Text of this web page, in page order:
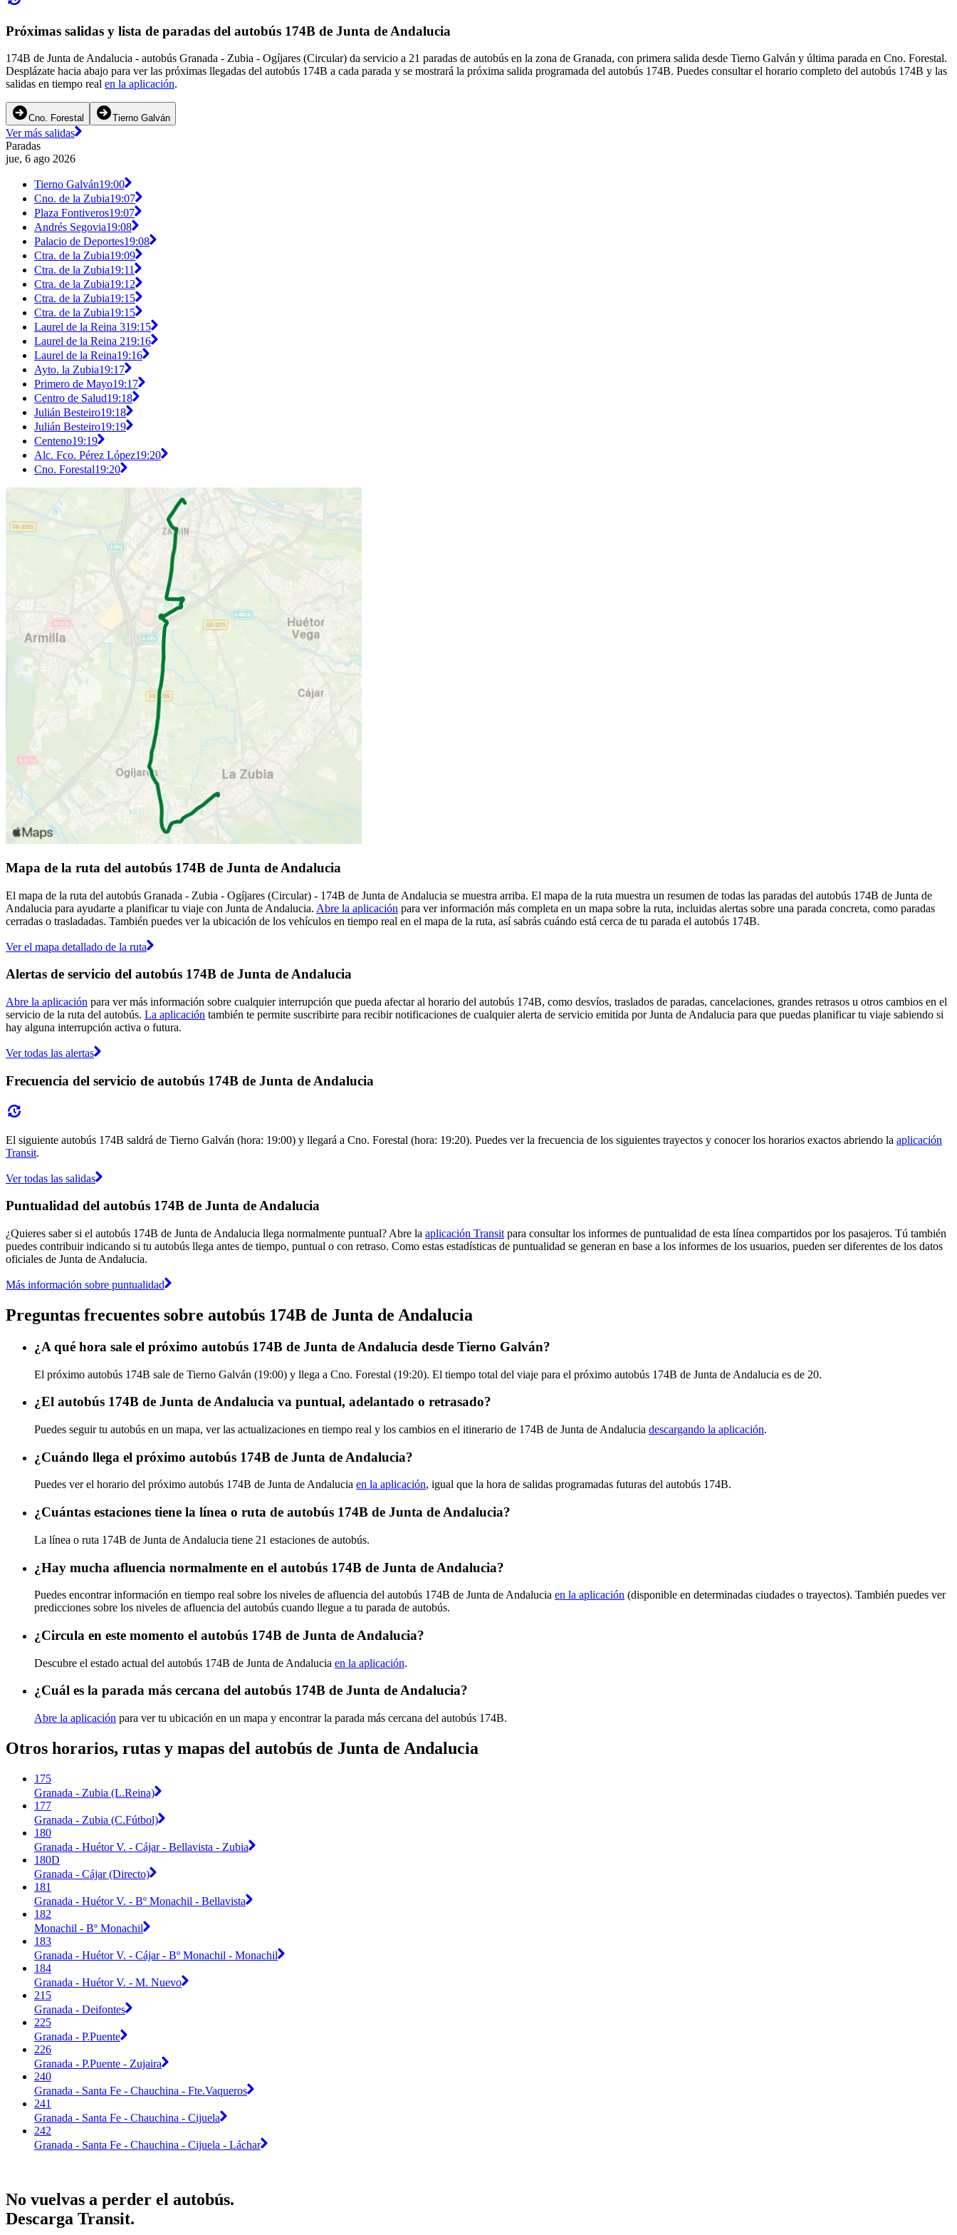
Próximas salidas y lista de paradas del autobús 174B de Junta de Andalucia
174B de Junta de Andalucia - autobús Granada - Zubia - Ogíjares (Circular) da servicio a 21 paradas de autobús en la zona de Granada, con primera salida desde Tierno Galván y última parada en Cno. Forestal.
Desplázate hacia abajo para ver las próximas llegadas del autobús 174B a cada parada y se mostrará la próxima salida programada del autobús 174B. Puedes consultar el horario completo del autobús 174B y las
salidas en tiempo real en la aplicación.
Cno. Forestal Tierno Galván
Ver más salidas
Paradas
jue, 6 ago 2026
Tierno Galván19:00
Cno. de la Zubia19:07
Plaza Fontiveros19:07
Andrés Segovia19:08
Palacio de Deportes19:08
Ctra. de la Zubia19:09
Ctra. de la Zubia19:11
Ctra. de la Zubia19:12
Ctra. de la Zubia19:15
Ctra. de la Zubia19:15
Laurel de la Reina 319:15
Laurel de la Reina 219:16
Laurel de la Reina19:16
Ayto. la Zubia19:17
Primero de Mayo19:17
Centro de Salud19:18
Julián Besteiro19:18
Julián Besteiro19:19
Centeno19:19
Alc. Fco. Pérez López19:20
Cno. Forestal19:20
Mapa de la ruta del autobús 174B de Junta de Andalucia
El mapa de la ruta del autobús Granada - Zubia - Ogíjares (Circular) - 174B de Junta de Andalucia se muestra arriba. El mapa de la ruta muestra un resumen de todas las paradas del autobús 174B de Junta de
Andalucia para ayudarte a planificar tu viaje con Junta de Andalucia. Abre la aplicación para ver información más completa en un mapa sobre la ruta, incluidas alertas sobre una parada concreta, como paradas
cerradas o trasladadas. También puedes ver la ubicación de los vehículos en tiempo real en el mapa de la ruta, así sabrás cuándo está cerca de tu parada el autobús 174B.
Ver el mapa detallado de la ruta
Alertas de servicio del autobús 174B de Junta de Andalucia
Abre la aplicación para ver más información sobre cualquier interrupción que pueda afectar al horario del autobús 174B, como desvíos, traslados de paradas, cancelaciones, grandes retrasos u otros cambios en el
servicio de la ruta del autobús. La aplicación también te permite suscribirte para recibir notificaciones de cualquier alerta de servicio emitida por Junta de Andalucia para que puedas planificar tu viaje sabiendo si
hay alguna interrupción activa o futura.
Ver todas las alertas
Frecuencia del servicio de autobús 174B de Junta de Andalucia
El siguiente autobús 174B saldrá de Tierno Galván (hora: 19:00) y llegará a Cno. Forestal (hora: 19:20). Puedes ver la frecuencia de los siguientes trayectos y conocer los horarios exactos abriendo la aplicación
Transit.
Ver todas las salidas
Puntualidad del autobús 174B de Junta de Andalucia
¿Quieres saber si el autobús 174B de Junta de Andalucia llega normalmente puntual? Abre la aplicación Transit para consultar los informes de puntualidad de esta línea compartidos por los pasajeros. Tú también
puedes contribuir indicando si tu autobús llega antes de tiempo, puntual o con retraso. Como estas estadísticas de puntualidad se generan en base a los informes de los usuarios, pueden ser diferentes de los datos
oficiales de Junta de Andalucia.
Más información sobre puntualidad
Preguntas frecuentes sobre autobús 174B de Junta de Andalucia
¿A qué hora sale el próximo autobús 174B de Junta de Andalucia desde Tierno Galván?
El próximo autobús 174B sale de Tierno Galván (19:00) y llega a Cno. Forestal (19:20). El tiempo total del viaje para el próximo autobús 174B de Junta de Andalucia es de 20.
¿El autobús 174B de Junta de Andalucia va puntual, adelantado o retrasado?
Puedes seguir tu autobús en un mapa, ver las actualizaciones en tiempo real y los cambios en el itinerario de 174B de Junta de Andalucia descargando la aplicación.
¿Cuándo llega el próximo autobús 174B de Junta de Andalucia?
Puedes ver el horario del próximo autobús 174B de Junta de Andalucia en la aplicación, igual que la hora de salidas programadas futuras del autobús 174B.
¿Cuántas estaciones tiene la línea o ruta de autobús 174B de Junta de Andalucia?
La línea o ruta 174B de Junta de Andalucia tiene 21 estaciones de autobús.
¿Hay mucha afluencia normalmente en el autobús 174B de Junta de Andalucia?
Puedes encontrar información en tiempo real sobre los niveles de afluencia del autobús 174B de Junta de Andalucia en la aplicación (disponible en determinadas ciudades o trayectos). También puedes ver
predicciones sobre los niveles de afluencia del autobús cuando llegue a tu parada de autobús.
¿Circula en este momento el autobús 174B de Junta de Andalucia?
Descubre el estado actual del autobús 174B de Junta de Andalucia en la aplicación.
¿Cuál es la parada más cercana del autobús 174B de Junta de Andalucia?
Abre la aplicación para ver tu ubicación en un mapa y encontrar la parada más cercana del autobús 174B.
Otros horarios, rutas y mapas del autobús de Junta de Andalucia
175
Granada - Zubia (L.Reina)
177
Granada - Zubia (C.Fútbol)
180
Granada - Huétor V. - Cájar - Bellavista - Zubia
180D
Granada - Cájar (Directo)
181
Granada - Huétor V. - Bº Monachil - Bellavista
182
Monachil - Bº Monachil
183
Granada - Huétor V. - Cájar - Bº Monachil - Monachil
184
Granada - Huétor V. - M. Nuevo
215
Granada - Deifontes
225
Granada - P.Puente
226
Granada - P.Puente - Zujaira
240
Granada - Santa Fe - Chauchina - Fte.Vaqueros
241
Granada - Santa Fe - Chauchina - Cijuela
242
Granada - Santa Fe - Chauchina - Cijuela - Láchar
No vuelvas a perder el autobús.
Descarga Transit.